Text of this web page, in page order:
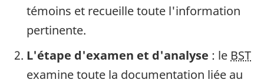
témoins et recueille toute l'information
pertinente.
L'étape d'examen et d'analyse : le BST
examine toute la documentation liée au